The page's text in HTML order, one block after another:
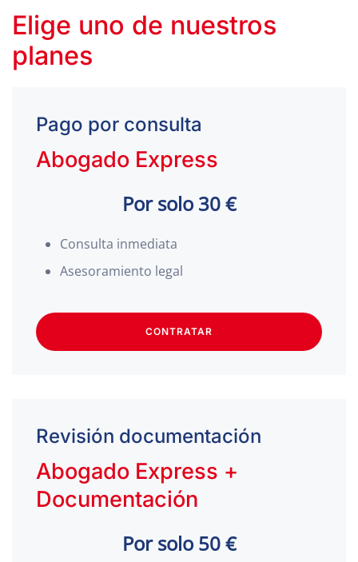
Elige uno de nuestros
planes
Pago por consulta
Abogado Express
Por solo 30 €
Consulta inmediata
Asesoramiento legal
CONTRATAR
Revisión documentación
Abogado Express +
Documentación
Por solo 50 €